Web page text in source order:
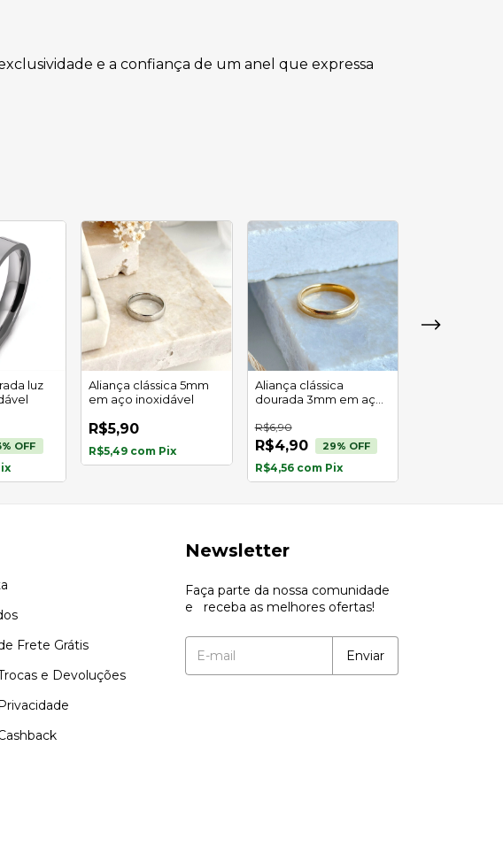
e a confiança de um anel que expressa
luz
% OFF
Aliança clássica 5mm
em aço inoxidável
R$5,90
R$5,49 com Pix
Aliança clássica
dourada 3mm em aço
R$4,90
R$6,90
29% OFF
R$4,56 com Pix
Frete Grátis
e Devoluções
Newsletter
Faça parte da nossa comunidade
e receba as melhores ofertas!